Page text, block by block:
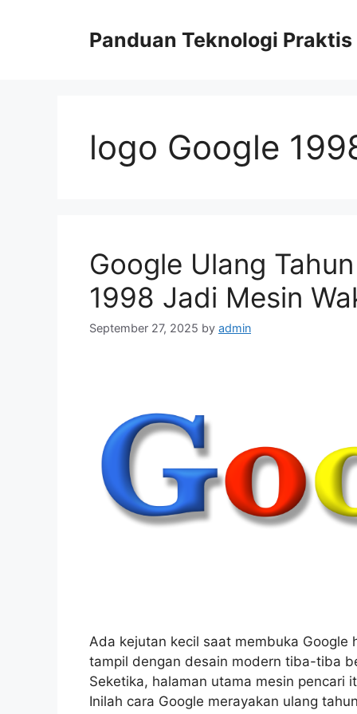
Panduan Teknologi Praktis
logo Google
Google Ulang
1998 Jadi Mesin
September 27, 2025 by admin
Ada kejutan kecil saat membuka Google
tampil dengan desain modern tiba-tiba
Seketika, halaman utama mesin pencari
Inilah cara Google merayakan ulang